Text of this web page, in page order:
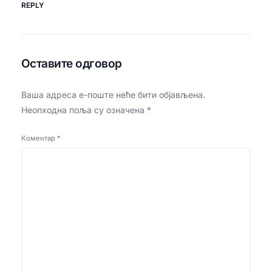
REPLY
Оставите одговор
Ваша адреса е-поште неће бити објављена.
Неопходна поља су означена *
Коментар *